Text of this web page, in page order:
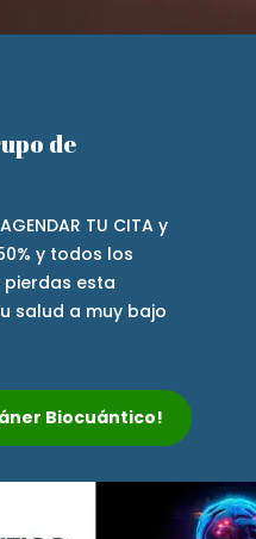
de
TU CITA y
y todos los
pierdas esta
salud a muy bajo
Biocuántico!